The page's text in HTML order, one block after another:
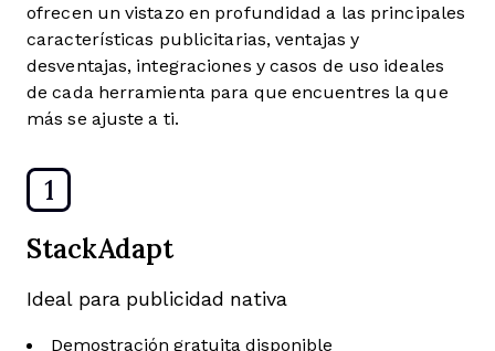
ofrecen un vistazo en profundidad a las principales
características publicitarias, ventajas y
desventajas, integraciones y casos de uso ideales
de cada herramienta para que encuentres la que
más se ajuste a ti.
1
StackAdapt
Ideal para publicidad nativa
Demostración gratuita disponible